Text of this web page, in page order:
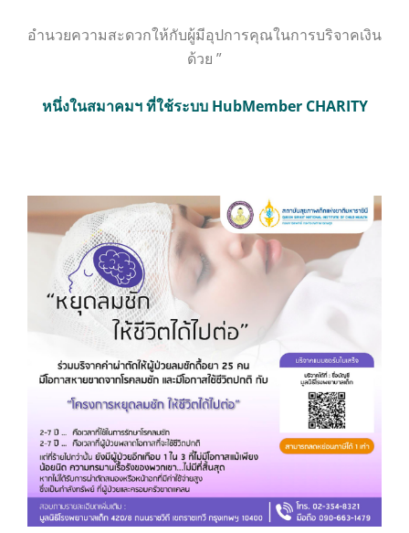
อำนวยความสะดวกให้กับผู้มีอุปการคุณในการบริจาคเงิน
ด้วย ”
หนึ่งในสมาคมฯ ที่ใช้ระบบ HubMember CHARITY